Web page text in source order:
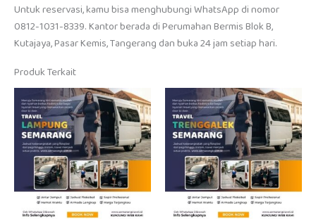
Untuk reservasi, kamu bisa menghubungi WhatsApp di nomor
0812-1031-8339. Kantor berada di Perumahan Bermis Blok B,
Kutajaya, Pasar Kemis, Tangerang dan buka 24 jam setiap hari.
Produk Terkait